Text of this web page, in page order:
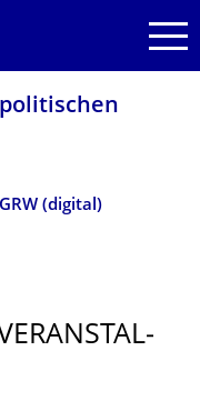
(digital)